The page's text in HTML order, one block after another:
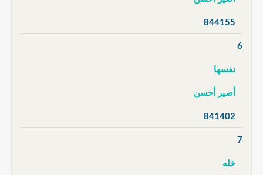
844155
6
نفسها
أصير أحسن
841402
7
خله